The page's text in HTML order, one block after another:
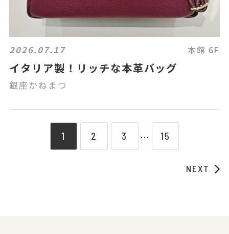
2026.07.17 本館 6F
イタリア製！リッチな本革バッグ
銀座かねまつ
1 2 3 ⋯ 15
NEXT